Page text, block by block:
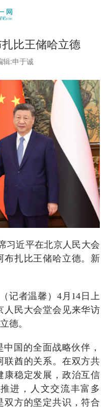
比王储哈立德
辑:申于诚
习近平在北京人民大会
布扎比王储哈立德。新
记者温馨）4月14日上
人民大会堂会见来华访
德。
国的全面战略伙伴，
联酋的关系。在双方共
康稳定发展，政治互信
进，人文交流丰富多
双方的坚定共识，符合